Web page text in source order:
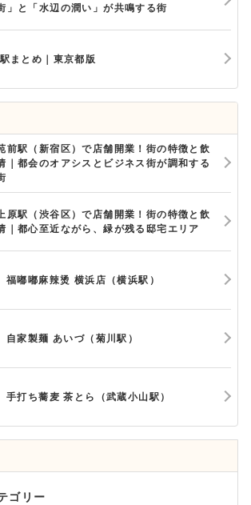
」と「水辺の潤い」が共鳴する街
まとめ｜東京都版
前駅（新宿区）で店舗開業！街の特徴と飲
｜都会のオアシスとビジネス街が調和する
原駅（渋谷区）で店舗開業！街の特徴と飲
｜都心至近ながら、緑が残る邸宅エリア
嘟嘟麻辣烫 横浜店（横浜駅）
家製麺 あいづ（菊川駅）
打ち蕎麦 茶とら（武蔵小山駅）
ゴリー